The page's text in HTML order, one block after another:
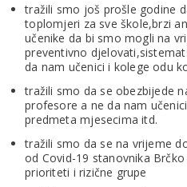
tražili smo još prošle godine
toplomjeri za sve škole,brzi
učenike da bi smo mogli na
preventivno
da nam učenici i kolege odu
tražili smo da se obezbijede
profesore a ne da nam
predmeta mjesecima itd.
tražili smo da se na vrijeme
od Covid-19 stanovnika
prioriteti i rizične grupe